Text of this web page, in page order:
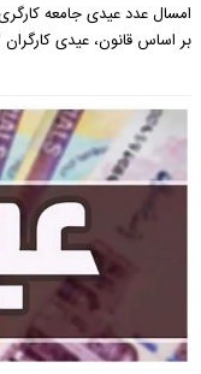
امسال عدد عیدی جامعه
بر اساس قانون، عیدی کارگران ۲ برابر پایه…